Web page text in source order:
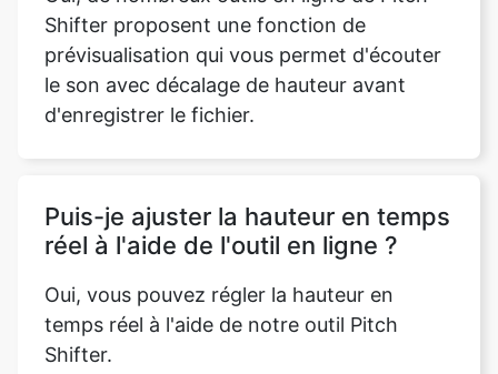
d'enregistrer le fichier.
Puis-je ajuster la hauteur en temps
temps réel à l'aide de notre outil Pitch
Shifter.
Puis-je autoriser l'accès à mon